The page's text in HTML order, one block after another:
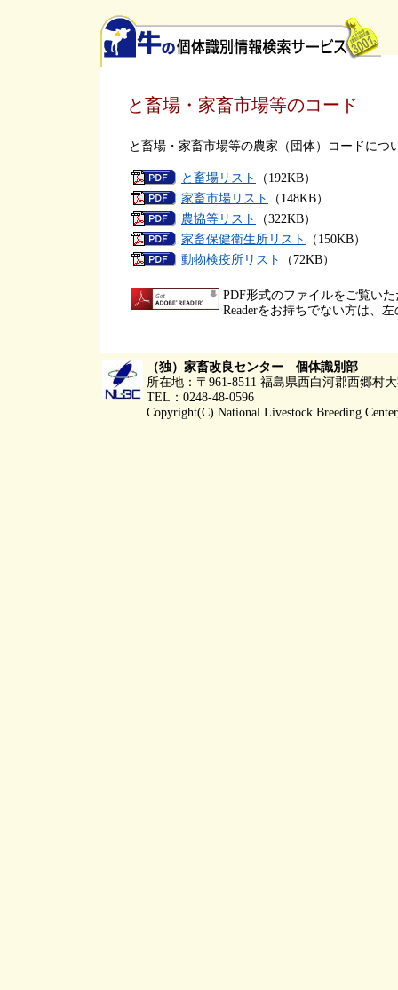
と畜場・家畜市場等のコード
と畜場・家畜市場等の農家（団体）コードにつ
と畜場リスト
（192KB）
家畜市場リスト
（148KB）
農協等リスト
（322KB）
家畜保健衛生所リスト
（150KB）
動物検疫所リスト
（72KB）
PDF形式のファイルをご覧い
Readerをお持ちでない方は、
（独）家畜改良センター 個体識別部
所在地：〒961-8511 福島県西白河郡西郷村
TEL：0248-48-0596
Copyright(C) National Livestock Breeding